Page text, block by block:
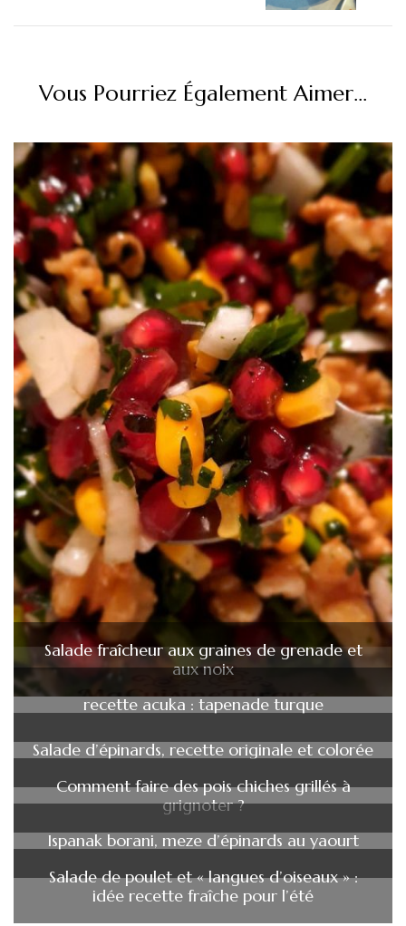
Vous Pourriez Également Aimer...
Salade fraîcheur aux graines de grenade et
aux noix
recette acuka : tapenade turque
Salade d’épinards, recette originale et colorée
Comment faire des pois chiches grillés à
grignoter ?
Ispanak borani, meze d’épinards au yaourt
Salade de poulet et « langues d’oiseaux » :
idée recette fraîche pour l’été